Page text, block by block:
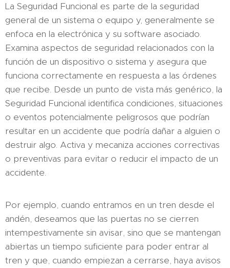
La Seguridad Funcional es parte de la seguridad
general de un sistema o equipo y, generalmente se
enfoca en la electrónica y su software asociado.
Examina aspectos de seguridad relacionados con la
función de un dispositivo o sistema y asegura que
funciona correctamente en respuesta a las órdenes
que recibe. Desde un punto de vista más genérico, la
Seguridad Funcional identifica condiciones, situaciones
o eventos potencialmente peligrosos que podrían
resultar en un accidente que podría dañar a alguien o
destruir algo. Activa y mecaniza acciones correctivas
o preventivas para evitar o reducir el impacto de un
accidente.
Por ejemplo, cuando entramos en un tren desde el
andén, deseamos que las puertas no se cierren
intempestivamente sin avisar, sino que se mantengan
abiertas un tiempo suficiente para poder entrar al
tren y que, cuando empiezan a cerrarse, haya avisos